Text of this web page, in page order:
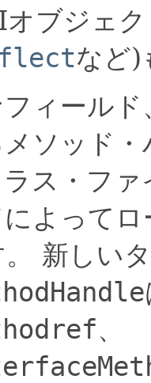
ブジェク
など)
ィール
ソッド
ス・フ
よって
新しい
、